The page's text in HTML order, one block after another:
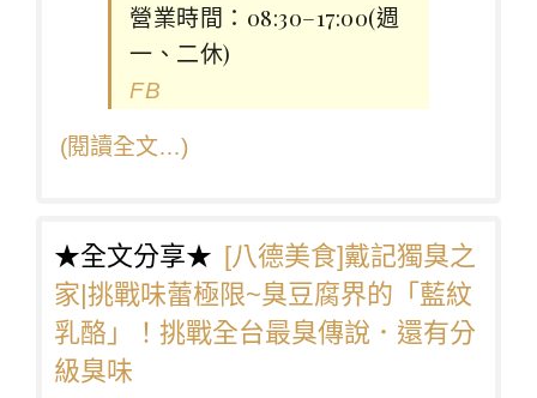
營業時間：08:30–17:00(週
一、二休)
FB
(閱讀全文…)
★全文分享★ [八德美食]戴記獨臭之
家|挑戰味蕾極限~臭豆腐界的「藍紋
乳酪」！挑戰全台最臭傳說．還有分
級臭味